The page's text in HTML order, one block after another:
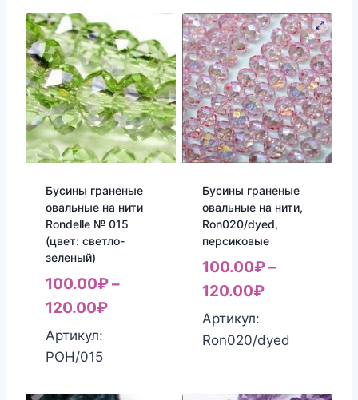
Бусины граненые
овальные на нити
Rondelle № 015
(цвет: светло-
зеленый)
100.00₽–
120.00₽
Артикул:
РОН/015
Бусины граненые
овальные на нити,
Ron020/dyed,
персиковые
100.00₽–
120.00₽
Артикул:
Ron020/dyed